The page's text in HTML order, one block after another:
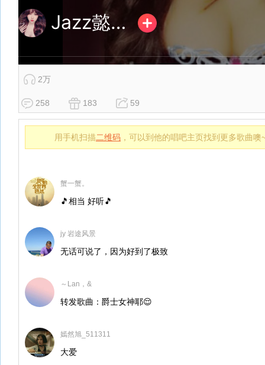
2万
258 183 59
用手机扫描二维码 ，可以到他的唱吧主页找到更多歌曲噢
蟹一蟹。
🎵相当 好听🎵
jy 岩途风景
无话可说了，因为好到了极致
～Lan，&
转发歌曲：爵士女神耶😌
嫣然旭_511311
大爱